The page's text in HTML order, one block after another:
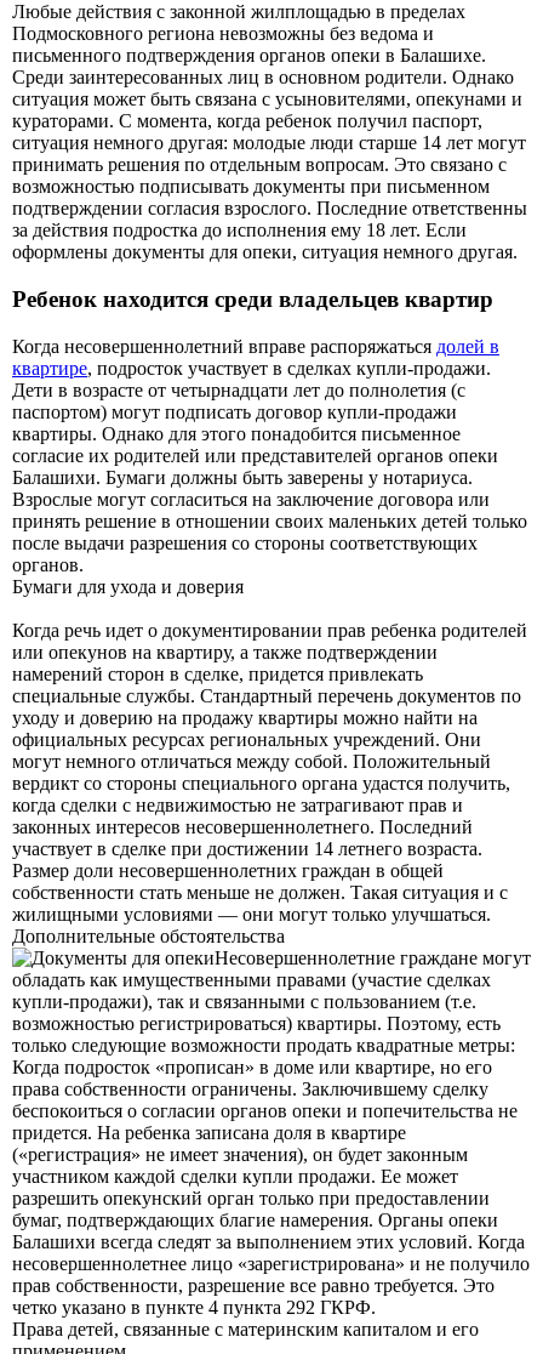
Любые действия с законной жилплощадью в пределах
Подмосковного региона невозможны без ведома и
письменного подтверждения органов опеки в Балашихе.
Среди заинтересованных лиц в основном родители. Однако
ситуация может быть связана с усыновителями, опекунами и
кураторами. С момента, когда ребенок получил паспорт,
ситуация немного другая: молодые люди старше 14 лет могут
принимать решения по отдельным вопросам. Это связано с
возможностью подписывать документы при письменном
подтверждении согласия взрослого. Последние ответственны
за действия подростка до исполнения ему 18 лет. Если
оформлены документы для опеки, ситуация немного другая.
Ребенок находится среди владельцев квартир
Когда несовершеннолетний вправе распоряжаться долей в
квартире, подросток участвует в сделках купли-продажи.
Дети в возрасте от четырнадцати лет до полнолетия (с
паспортом) могут подписать договор купли-продажи
квартиры. Однако для этого понадобится письменное
согласие их родителей или представителей органов опеки
Балашихи. Бумаги должны быть заверены у нотариуса.
Взрослые могут согласиться на заключение договора или
принять решение в отношении своих маленьких детей только
после выдачи разрешения со стороны соответствующих
органов.
Бумаги для ухода и доверия
Когда речь идет о документировании прав ребенка родителей
или опекунов на квартиру, а также подтверждении
намерений сторон в сделке, придется привлекать
специальные службы. Стандартный перечень документов по
уходу и доверию на продажу квартиры можно найти на
официальных ресурсах региональных учреждений. Они
могут немного отличаться между собой. Положительный
вердикт со стороны специального органа удастся получить,
когда сделки с недвижимостью не затрагивают прав и
законных интересов несовершеннолетнего. Последний
участвует в сделке при достижении 14 летнего возраста.
Размер доли несовершеннолетних граждан в общей
собственности стать меньше не должен. Такая ситуация и с
жилищными условиями — они могут только улучшаться.
Дополнительные обстоятельства
Несовершеннолетние граждане могут
обладать как имущественными правами (участие сделках
купли-продажи), так и связанными с пользованием (т.е.
возможностью регистрироваться) квартиры. Поэтому, есть
только следующие возможности продать квадратные метры:
Когда подросток «прописан» в доме или квартире, но его
права собственности ограничены. Заключившему сделку
беспокоиться о согласии органов опеки и попечительства не
придется. На ребенка записана доля в квартире
(«регистрация» не имеет значения), он будет законным
участником каждой сделки купли продажи. Ее может
разрешить опекунский орган только при предоставлении
бумаг, подтверждающих благие намерения. Органы опеки
Балашихи всегда следят за выполнением этих условий. Когда
несовершеннолетнее лицо «зарегистрирована» и не получило
прав собственности, разрешение все равно требуется. Это
четко указано в пункте 4 пункта 292 ГКРФ.
Права детей, связанные с материнским капиталом и его